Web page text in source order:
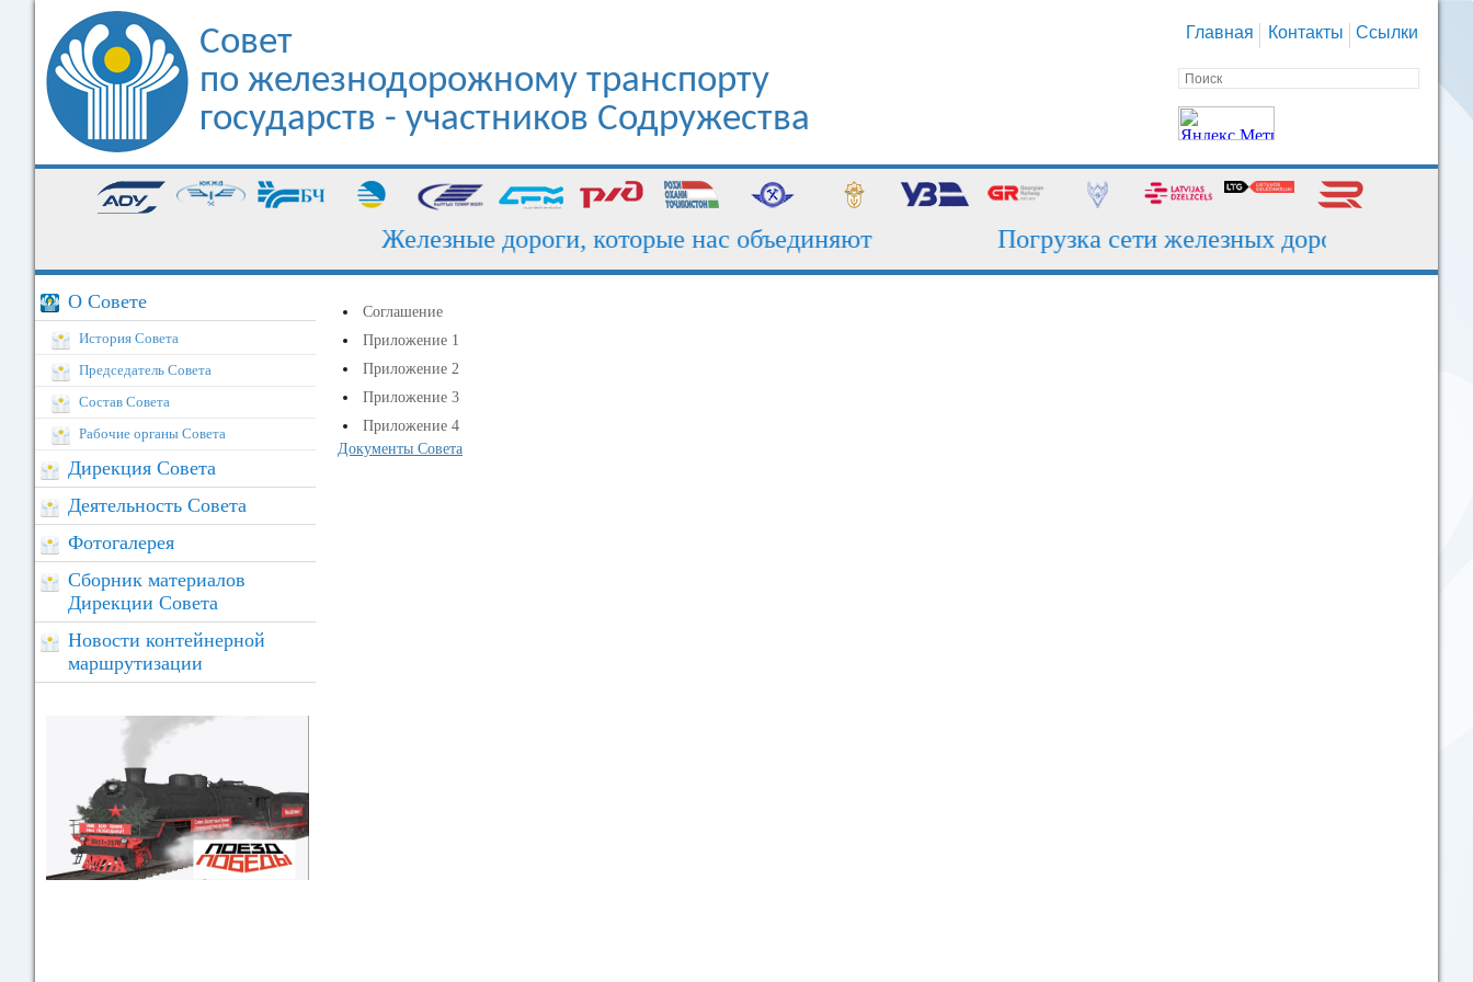
Совет
по железнодорожному транспорту
государств - участников Содружества
Главная Контакты Ссылки
Железные дороги, которые нас объединяют Погрузка сети железных дорог за июль -
О Совете
История Совета
Председатель Совета
Состав Совета
Рабочие органы Совета
Дирекция Совета
Деятельность Совета
Фотогалерея
Сборник материалов
Дирекции Совета
Новости контейнерной
маршрутизации
Соглашение
Приложение 1
Приложение 2
Приложение 3
Приложение 4
Документы Совета